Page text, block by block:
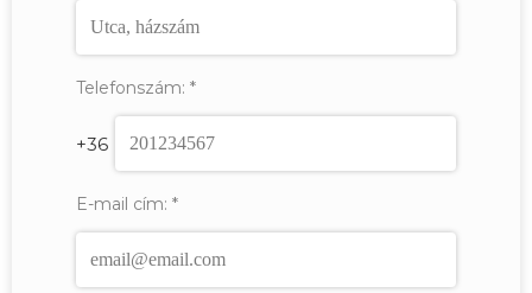
Telefonszám: *
+36
E-mail cím: *